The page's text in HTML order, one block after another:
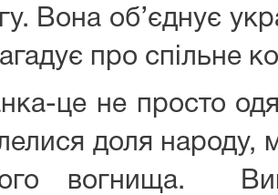
Вона об’єднує
про спільне
це не просто
доля народу,
вогнища.